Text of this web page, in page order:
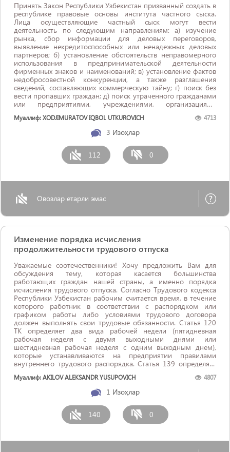
Принять Закон Республики Узбекистан призванный создать в
республике правовые основы института частного сыска.
Лица осуществляющие частный сыск могут вести
деятельность по следующим направлениям: а) изучение
рынка, сбор информации для деловых переговоров,
выявление некредитоспособных или ненадежных деловых
партнеров; б) установление обстоятельств неправомерного
использования в предпринимательской деятельности
фирменных знаков и наименований; в) установление фактов
недобросовестной конкуренции, а также разглашения
сведений, составляющих коммерческую тайну; г) поиск без
вести пропавших граждан; д) поиск утраченного гражданами
или предприятиями, учреждениями, организациями
может помочь адвокатам не только при ведении
гражданских, экономических и административных ...
Муаллиф: XODJIMURATOV IQBOL UTKUROVICH 4713
3 Изоҳлар
112 0
Овозлар етарли эмас
Изменение порядка исчисления
продолжительности трудового отпуска
Уважаемые соотечественники! Хочу предложить Вам для
обсуждения тему, которая касается большинства
работающих граждан нашей страны, а именно порядка
исчисления трудового отпуска. Согласно Трудового кодекса
Республики Узбекистан рабочим считается время, в течение
которого работник в соответствии с распорядком или
графиком работы либо условиями трудового договора
должен выполнять свои трудовые обязанности. Статья 120
ТК определяет два вида рабочей недели (пятидневная
рабочая неделя с двумя выходными днями или
шестидневная рабочая неделя с одним выходным днем),
которые устанавливаются на предприятии правилами
внутреннего трудового распорядка. Статья 139 определяет
отпусков, так «Продолжительность ...
Муаллиф: AKILOV ALEKSANDR YUSUPOVICH 4807
1 Изоҳлар
140 0